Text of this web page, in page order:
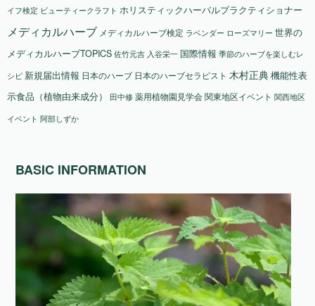
イフ検定 ビューティークラフト ホリスティックハーバルプラクティショナー
メディカルハーブ メディカルハーブ検定 ラベンダー ローズマリー 世界の
メディカルハーブTOPICS佐竹元吉 入谷栄一 国際情報 季節のハーブを楽しむレ
シピ 新規届出情報 日本のハーブ 日本のハーブセラピスト 木村正典機能性表
示食品（植物由来成分）
田中修 薬用植物園見学会関東地区イベント 関西地区
イベント 阿部しずか
BASIC INFORMATION